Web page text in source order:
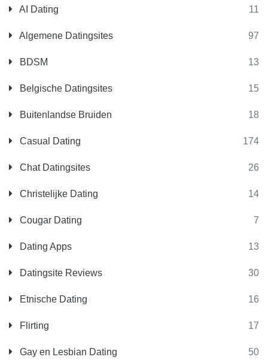
AI Dating 11
Algemene Datingsites 97
BDSM 13
Belgische Datingsites 15
Buitenlandse Bruiden 18
Casual Dating 174
Chat Datingsites 26
Christelijke Dating 14
Cougar Dating 7
Dating Apps 13
Datingsite Reviews 30
Etnische Dating 16
Flirting 17
Gay en Lesbian Dating 50